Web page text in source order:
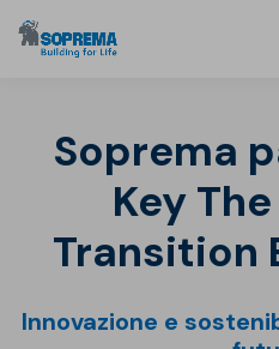
Soprema partecipa a
Key
Transition
Innovazione e